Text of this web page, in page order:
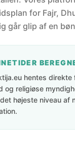
for Fajr,
går glip af en
hentes
og religiøse
højeste niveau af